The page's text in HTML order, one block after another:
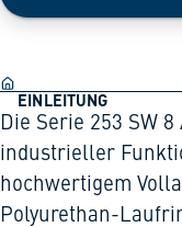
EINLEITUNG
Die Serie 253 SW
industrieller
hochwertigem
Polyurethan-